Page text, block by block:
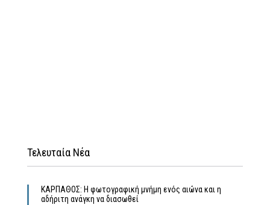
Τελευταία Νέα
ΚΑΡΠΑΘΟΣ: Η φωτογραφική μνήμη ενός αιώνα και η
αδήριτη ανάγκη να διασωθεί